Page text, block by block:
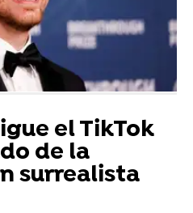
el TikTok
de la
surrealista